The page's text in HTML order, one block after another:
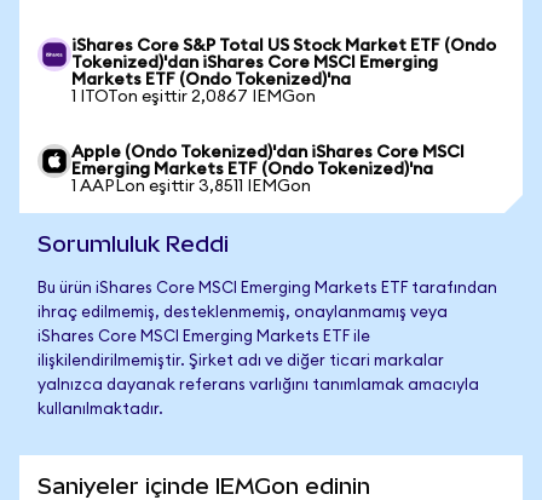
iShares Core S&P Total US Stock Market ETF (Ondo
Tokenized)'dan iShares Core MSCI Emerging
Markets ETF (Ondo Tokenized)'na
1 ITOTon eşittir 2,0867 IEMGon
Apple (Ondo Tokenized)'dan iShares Core MSCI
Emerging Markets ETF (Ondo Tokenized)'na
1 AAPLon eşittir 3,8511 IEMGon
Sorumluluk Reddi
Bu ürün iShares Core MSCI Emerging Markets ETF tarafından
ihraç edilmemiş, desteklenmemiş, onaylanmamış veya
iShares Core MSCI Emerging Markets ETF ile
ilişkilendirilmemiştir. Şirket adı ve diğer ticari markalar
yalnızca dayanak referans varlığını tanımlamak amacıyla
kullanılmaktadır.
Saniyeler içinde IEMGon edinin